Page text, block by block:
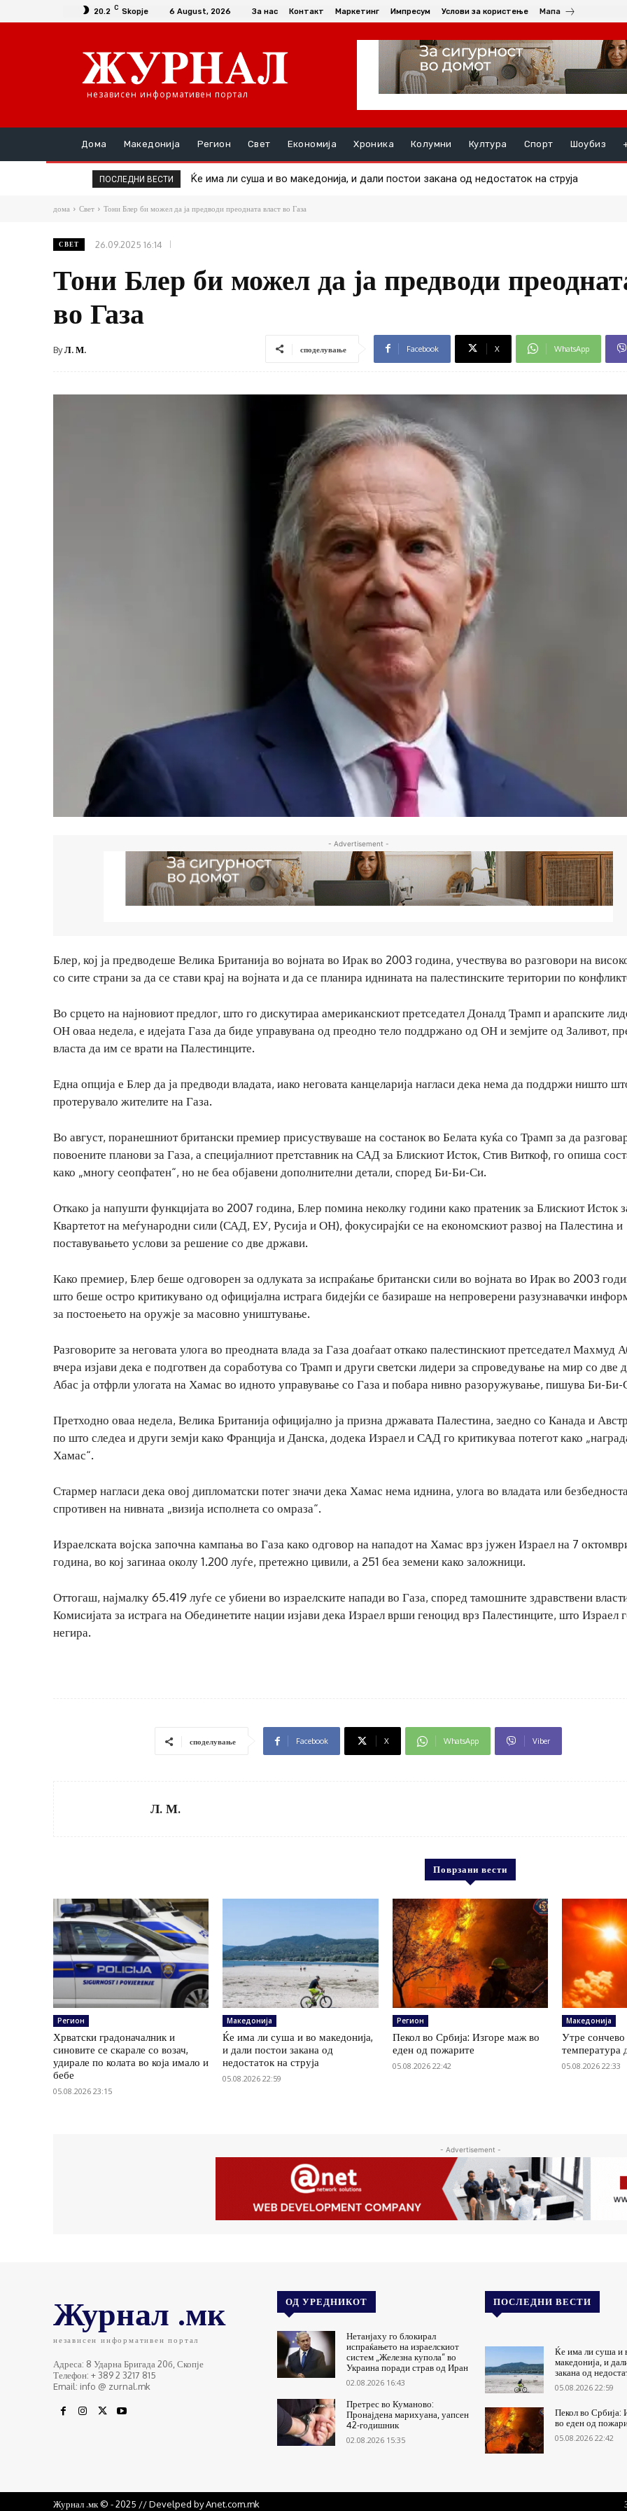
20.2 C Skopje 6 August, 2026 За нас Контакт Маркетинг Импресум Услови за користење Мапа
независен информативен портал
Дома Македонија Регион Свет Економија Хроника Колумни Култура Спорт Шоубиз
ПОСЛЕДНИ ВЕСТИ Ќе има ли суша и во македонија, и дали постои закана од недостаток на струја
Пекол во Србија: Изгоре маж во еден од пожарите
дома Свет Тони Блер би можел да ја предводи преодната власт во Газа
СВЕТ 26.09.2025 16:14
Тони Блер би можел да ја предводи
во Газа
ByЛ. М. споделување Facebook X WhatsApp
- Advertisement -
Блер, кој ја предводеше Велика Британија во војната во Ирак во 2003 година, учествува во разговори на
со сите страни за да се стави крај на војната и да се планира иднината на палестинските територии по
Во срцето на најновиот предлог, што го дискутираа американскиот претседател Доналд Трамп и арапските
ОН оваа недела, е идејата Газа да биде управувана од преодно тело поддржано од ОН и земјите од Заливот,
власта да им се врати на Палестинците.
Една опција е Блер да ја предводи владата, иако неговата канцеларија нагласи дека нема да поддржи ништо
протерувало жителите на Газа.
Во август, поранешниот британски премиер присуствуваше на состанок во Белата куќа со Трамп за да
повоените планови за Газа, а специјалниот претставник на САД за Блискиот Исток, Стив Виткоф, го опиша
како „многу сеопфатен“, но не беа објавени дополнителни детали, според Би-Би-Си.
Откако ја напушти функцијата во 2007 година, Блер помина неколку години како пратеник за Блискиот Исток
Квартетот на меѓународни сили (САД, ЕУ, Русија и ОН), фокусирајќи се на економскиот развој на Палестина и
поставувањето услови за решение со две држави.
Како премиер, Блер беше одговорен за одлуката за испраќање британски сили во војната во Ирак во 2003
што беше остро критикувано од официјална истрага бидејќи се базираше на непроверени разузнавачки
за постоењето на оружје за масовно уништување.
Разговорите за неговата улога во преодната влада за Газа доаѓаат откако палестинскиот претседател Махмуд
вчера изјави дека е подготвен да соработува со Трамп и други светски лидери за спроведување на мир со две
Абас ја отфрли улогата на Хамас во идното управување со Газа и побара нивно разоружување, пишува Би-Би-
Претходно оваа недела, Велика Британија официјално ја призна државата Палестина, заедно со Канада и
по што следеа и други земји како Франција и Данска, додека Израел и САД го критикуваа потегот како
Хамас“.
Стармер нагласи дека овој дипломатски потег значи дека Хамас нема иднина, улога во владата или
спротивен на нивната „визија исполнета со омраза“.
Израелската војска започна кампања во Газа како одговор на нападот на Хамас врз јужен Израел на 7
година, во кој загинаа околу 1.200 луѓе, претежно цивили, а 251 беа земени како заложници.
Оттогаш, најмалку 65.419 луѓе се убиени во израелските напади во Газа, според тамошните здравствени
Комисијата за истрага на Обединетите нации изјави дека Израел врши геноцид врз Палестинците, што Израел
негира.
споделување Facebook X WhatsApp Viber
Л. М.
Поврзани вести
Регион
Хрватски градоначалник и
синовите се скарале со возач,
удирале по колата во која имало и
бебе
05.08.2026 23:15
Македонија
Ќе има ли суша и во македонија,
и дали постои закана од
недостаток на струја
05.08.2026 22:59
Регион
Пекол во Србија: Изгоре маж во
еден од пожарите
05.08.2026 22:42
Македонија
Утре
температура
05.08.2026 22:33
- Advertisement -
Журнал .мк
независен информативен портал
Адреса: 8 Ударна Бригада 20б, Скопје
Телефон: + 389 2 3217 815
Email: info @ zurnal.mk
ОД УРЕДНИКОТ
Нетанјаху го блокирал
испраќањето на израелскиот
систем „Железна купола“ во
Украина поради страв од Иран
02.08.2026 16:43
Претрес во Куманово:
Пронајдена марихуана, уапсен
42-годишник
02.08.2026 15:35
ПОСЛЕДНИ ВЕСТИ
Ќе има ли суша и
македонија, и
закана од
05.08.2026 22:59
Пекол во Србија:
во еден од
05.08.2026 22:42
Журнал .мк © - 2025 // Develped by Anet.com.mk